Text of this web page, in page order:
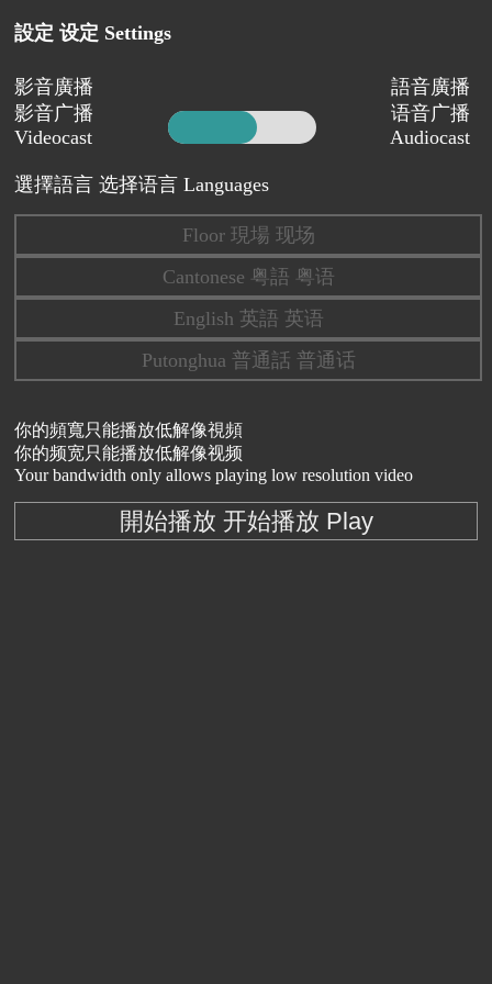
設定 设定 Settings
影音廣播
影音广播
Videocast
語音廣播
语音广播
Audiocast
選擇語言 选择语言 Languages
Floor 現場 现场
Cantonese 粤語 粤语
English 英語 英语
Putonghua 普通話 普通话
你的頻寬只能播放低解像視頻
你的频宽只能播放低解像视频
Your bandwidth only allows playing low resolution video
開始播放 开始播放 Play